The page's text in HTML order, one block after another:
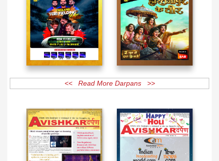
<< Read More Darpans >>